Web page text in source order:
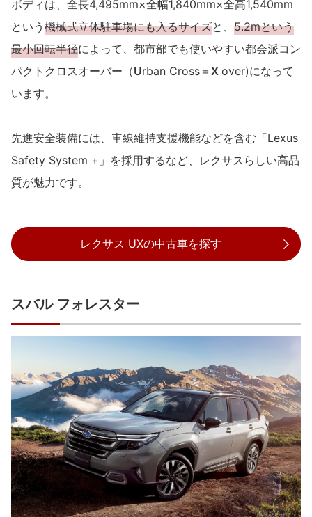
ボディは、全長4,495mm×全幅1,840mm×全高1,540mm
という 機械式立体駐車場にも入るサイズと、 5.2mという
最小回転半径によって、都市部でも使いやすい都会派コン
パクトクロスオーバー（Urban Cross＝ X over)になって
います。
先進安全装備には、車線維持支援機能などを含む「Lexus
Safety System +」を採用するなど、レクサスらしい高品
質が魅力です。
レクサス UXの中古車を探す
スバル フォレスター